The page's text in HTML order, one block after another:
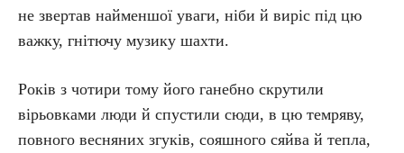
не звертав найменшої уваги, ніби й виріс під цю
важку, гнітючу музику шахти.
Років з чотири тому його ганебно скрутили
вірьовками люди й спустили сюди, в цю темряву,
повного весняних згуків, сояшного сяйва й тепла,